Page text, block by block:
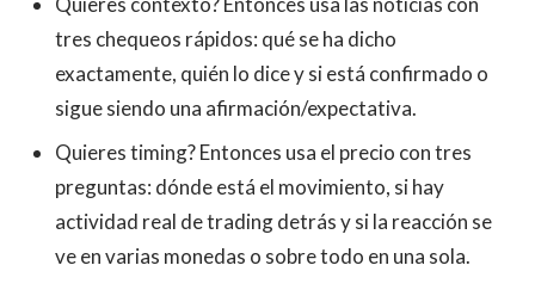
tres chequeos rápidos: qué se ha dicho
exactamente, quién lo dice y si está confirmado o
sigue siendo una afirmación/expectativa.
Quieres timing? Entonces usa el precio con tres
preguntas: dónde está el movimiento, si hay
actividad real de trading detrás y si la reacción se
ve en varias monedas o sobre todo en una sola.